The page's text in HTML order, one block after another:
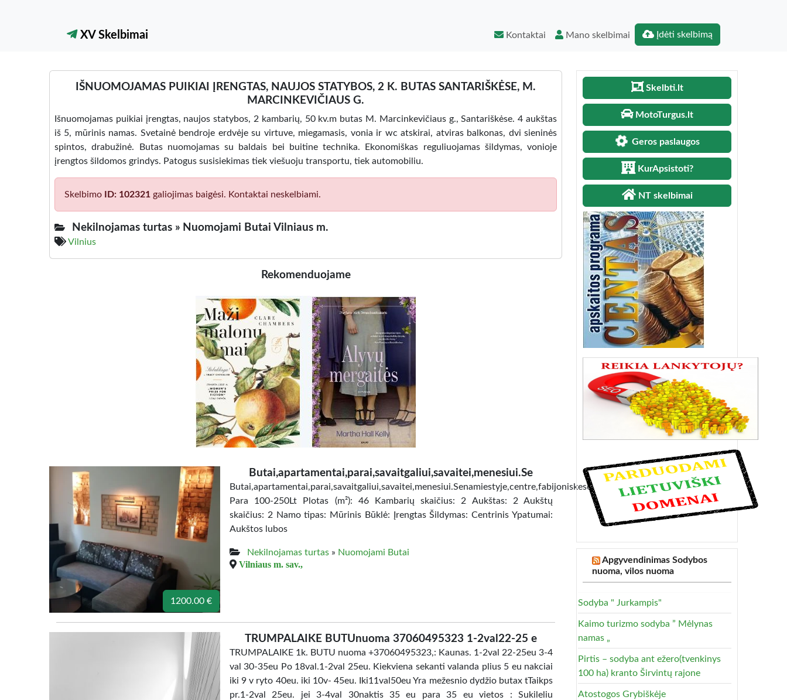
XV Skelbimai Kontaktai Mano skelbimai Įdėti skelbimą
IŠNUOMOJAMAS PUIKIAI ĮRENGTAS, NAUJOS STATYBOS, 2 K. BUTAS SANTARIŠKĖSE, M.
MARCINKEVIČIAUS G.
Išnuomojamas puikiai įrengtas, naujos statybos, 2 kambarių, 50 kv.m butas M. Marcinkevičiaus g., Santariškėse. 4 aukštas
iš 5, mūrinis namas. Svetainė bendroje erdvėje su virtuve, miegamasis, vonia ir wc atskirai, atviras balkonas, dvi sieninės
spintos, drabužinė. Butas nuomojamas su baldais bei buitine technika. Ekonomiškas reguliuojamas šildymas, vonioje
įrengtos šildomos grindys. Patogus susisiekimas tiek viešuoju transportu, tiek automobiliu.
Skelbimo ID: 102321 galiojimas baigėsi. Kontaktai neskelbiami.
Nekilnojamas turtas » Nuomojami Butai Vilniaus m.
Vilnius
Rekomenduojame
1200.00 €
Butai,apartamentai,parai,savaitgaliui,savaitei,menesiui.Se
Butai,apartamentai,parai,savaitgaliui,savaitei,menesiui.Senamiestyje,centre,fabijoniskese.
Para 100-250Lt Plotas (m²): 46 Kambarių skaičius: 2 Aukštas: 2 Aukštų
skaičius: 2 Namo tipas: Mūrinis Būklė: Įrengtas Šildymas: Centrinis Ypatumai:
Aukštos lubos
Nekilnojamas turtas» Nuomojami Butai
Vilniaus m. sav.,
TRUMPALAIKE BUTUnuoma 37060495323 1-2val22-25 e
TRUMPALAIKE 1k. BUTU nuoma +37060495323,: Kaunas. 1-2val 22-25eu 3-4
val 30-35eu Po 18val.1-2val 25eu. Kiekviena sekanti valanda plius 5 eu nakciai
iki 9 v ryto 40eu. iki 10v- 45eu. Iki11val50eu Yra mežesnio dydžio butax tTaikps
pr.1-2val 25eu. jei 3-4val 30naktis 35 eu para 35 eu vietos : Sukileliu
Skelbti.lt
MotoTurgus.lt
Geros paslaugos
KurApsistoti?
NT skelbimai
Apgyvendinimas Sodybos
nuoma, vilos nuoma
Sodyba " Jurkampis"
Kaimo turizmo sodyba ” Mėlynas
namas „
Pirtis – sodyba ant ežero(tvenkinys
100 ha) kranto Širvintų rajone
Atostogos Grybiškėje